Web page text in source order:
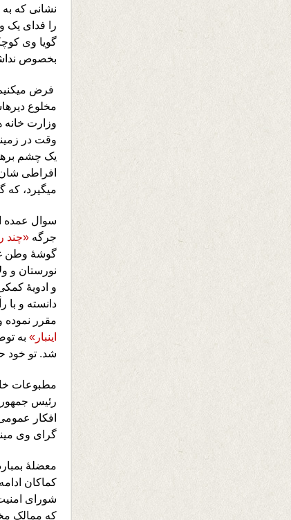
نشانی که
را فدای یک
گویا وی
بخصوص
فرض
مخلوع
وزارت خانه
وقت در
یک چشم
افراطی
میگیرد، که
سوال عمده
جرگه «چند
گوشۀ وطن
نورستان و
و ادویۀ
دانسته و
مقرر نموده
اینبار» به
شد. تو خود
مطبوعات
رئیس جمهور
افکار
گرای وی
معضلۀ
شورای
که ممالک